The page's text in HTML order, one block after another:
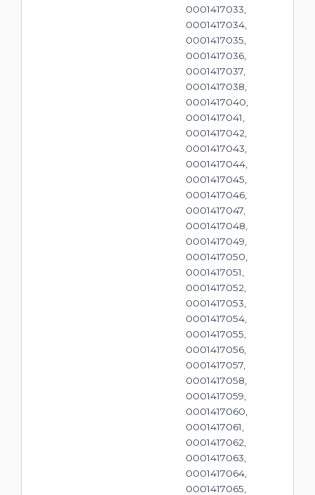
0001417033,
0001417034,
0001417035,
0001417036,
0001417037,
0001417038,
0001417040,
0001417041,
0001417042,
0001417043,
0001417044,
0001417045,
0001417046,
0001417047,
0001417048,
0001417049,
0001417050,
0001417051,
0001417052,
0001417053,
0001417054,
0001417055,
0001417056,
0001417057,
0001417058,
0001417059,
0001417060,
0001417061,
0001417062,
0001417063,
0001417064,
0001417065,